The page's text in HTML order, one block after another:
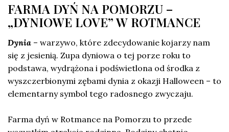
FARMA DYŃ NA POMORZU –
„DYNIOWE LOVE” W ROTMANCE
Dynia – warzywo, które zdecydowanie kojarzy nam
się z jesienią. Zupa dyniowa o tej porze roku to
podstawa, wydrążona i podświetlona od środka z
wyszczerbionymi zębami dynia z okazji Halloween – to
elementarny symbol tego radosnego zwyczaju.
Farma dyń w Rotmance na Pomorzu to przede